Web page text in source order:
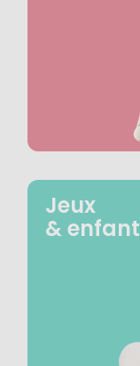
Jeux
& enfant